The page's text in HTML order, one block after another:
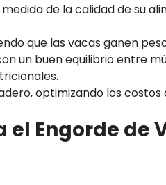
de la calidad de su
que las vacas ganen
un buen equilibrio entre
optimizando los costos
Engorde de